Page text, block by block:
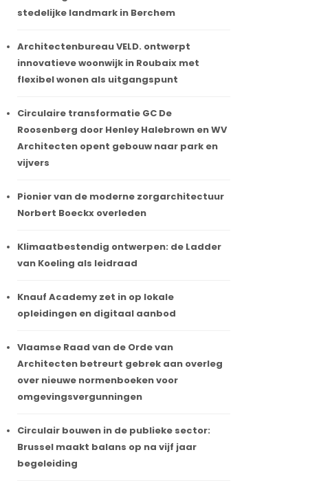
stedelijke landmark in Berchem
Architectenbureau VELD. ontwerpt
innovatieve woonwijk in Roubaix met
flexibel wonen als uitgangspunt
Circulaire transformatie GC De
Roosenberg door Henley Halebrown en WV
Architecten opent gebouw naar park en
vijvers
Pionier van de moderne zorgarchitectuur
Norbert Boeckx overleden
Klimaatbestendig ontwerpen: de Ladder
van Koeling als leidraad
Knauf Academy zet in op lokale
opleidingen en digitaal aanbod
Vlaamse Raad van de Orde van
Architecten betreurt gebrek aan overleg
over nieuwe normenboeken voor
omgevingsvergunningen
Circulair bouwen in de publieke sector:
Brussel maakt balans op na vijf jaar
begeleiding